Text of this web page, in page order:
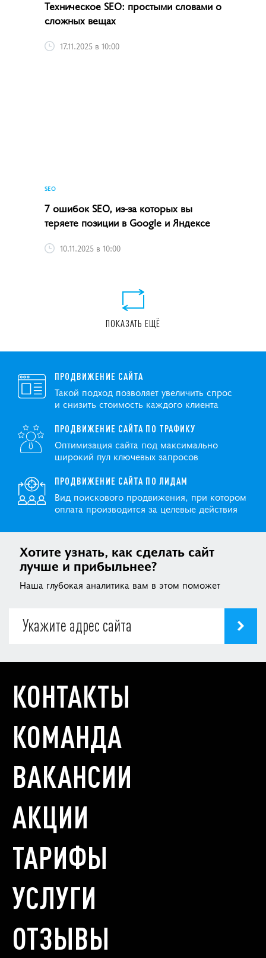
Техническое SEO: простыми словами о
сложных вещах
17.11.2025 в 10:00
SEO
7 ошибок SEO, из-за которых вы
теряете позиции в Google и Яндексе
10.11.2025 в 10:00
ПОКАЗАТЬ ЕЩЁ
ПРОДВИЖЕНИЕ САЙТА
Такой подход позволяет увеличить спрос
и снизить стоимость каждого клиента
ПРОДВИЖЕНИЕ САЙТА ПО ТРАФИКУ
Оптимизация сайта под максимально
широкий пул ключевых запросов
ПРОДВИЖЕНИЕ САЙТА ПО ЛИДАМ
Вид поискового продвижения, при котором
оплата производится за целевые действия
Хотите узнать, как сделать сайт
лучше и прибыльнее?
Наша глубокая аналитика вам в этом поможет
КОНТАКТЫ
КОМАНДА
ВАКАНСИИ
АКЦИИ
ТАРИФЫ
УСЛУГИ
ОТЗЫВЫ